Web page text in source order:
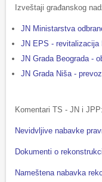
Izveštaji građanskog
JN Ministarstva
JN EPS - revitalizacija
JN Grada Beograda -
JN Grada Niša - prevoz
Komentari TS - JN i JPP:
Nevidvljive nabavke
Dokumenti o
Nameštena nabavka